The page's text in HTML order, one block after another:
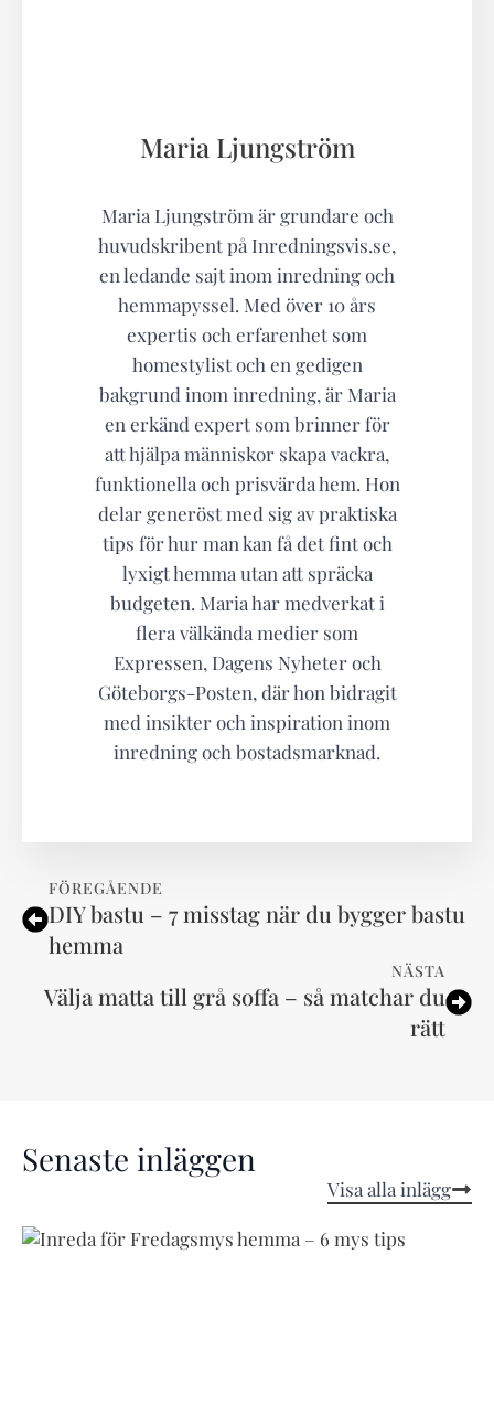
Maria Ljungström
Maria Ljungström är grundare och
huvudskribent på Inredningsvis.se,
en ledande sajt inom inredning och
hemmapyssel. Med över 10 års
expertis och erfarenhet som
homestylist och en gedigen
bakgrund inom inredning, är Maria
en erkänd expert som brinner för
att hjälpa människor skapa vackra,
funktionella och prisvärda hem. Hon
delar generöst med sig av praktiska
tips för hur man kan få det fint och
lyxigt hemma utan att spräcka
budgeten. Maria har medverkat i
flera välkända medier som
Expressen, Dagens Nyheter och
Göteborgs-Posten, där hon bidragit
med insikter och inspiration inom
inredning och bostadsmarknad.
FÖREGÅENDE
DIY bastu – 7 misstag när du bygger bastu
hemma
NÄSTA
Välja matta till grå soffa – så matchar du
rätt
Senaste inläggen
Visa alla inlägg